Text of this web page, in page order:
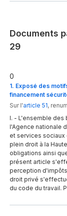
Documents
29
0
1. Exposé des
financement
Sur l'article 51,
I. - L'ensemble des
l'Agence nationale
et services sociaux
plein droit à la
obligations ainsi
présent article
perception
droit privé
du code du travail.